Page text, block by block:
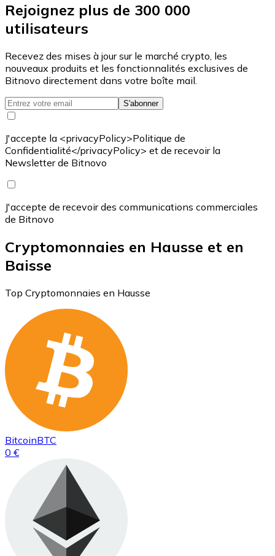
Rejoignez plus de 300 000
utilisateurs
Recevez des mises à jour sur le marché crypto, les
nouveaux produits et les fonctionnalités exclusives de
Bitnovo directement dans votre boîte mail.
S'abonner
J'accepte la <privacyPolicy>Politique de
Confidentialité</privacyPolicy> et de recevoir la
Newsletter de Bitnovo
J'accepte de recevoir des communications commerciales
de Bitnovo
Cryptomonnaies en Hausse et en
Baisse
Top Cryptomonnaies en Hausse
BitcoinBTC
0 €